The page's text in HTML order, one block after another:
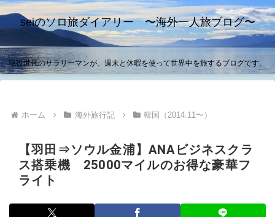
seiのソロ旅ダイアリー 〜海外一人旅ブログ〜
現役世代のサラリーマンが、週末と休暇を使って世界中を旅するブログです。
ホーム 海外旅行記 韓国（2014.11〜）
【羽田⇒ソウル金浦】ANAビジネスクラ
ス搭乗機 25000マイルのお得な豪華フ
ライト